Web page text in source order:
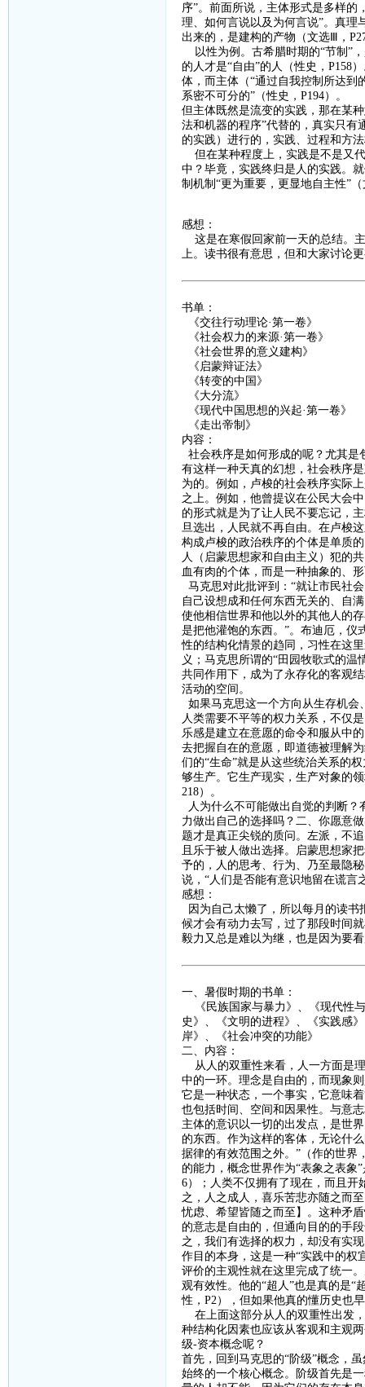
序”。前面所说，主体形式是多样的
理、如何言说以及为何言说”。真理
出来的，是建构的产物（文选Ⅲ，
以性为例。古希腊时期的“节制”
的人才是“自由”的人（性史， P158）
体，而主体（“通过自我控制所达到
系密不可分的”（性史， P194）。
但主体既然是流变的实践，那在某
法和机器的程序”代替的，真实只有
的实践）进行的，实践、过程和方
但在某种程度上，实践是不是又
中？毕竟，实践终归是人的实践。
制机制“更为重要，更显地自主性”
感想：
这是在寒假回家前一天的总结。
上。读书很有意思，但和大家讨论
书单：
《交往行动理论·第一卷》
《社会权力的来源·第一卷》
《社会世界的意义建构》
《启蒙辩证法》
《转变的中国》
《大分流》
《现代中国思想的兴起·第一卷》
《走出帝制》
内容：
社会秩序是如何形成的呢？尤其是
有这样一种天真的幻想，社会秩序
为的。例如，卢梭的社会秩序实际
之上。例如，他曾提议在公民大会
的形式就是为了让人民不要忘记，
旦选出，人民就不再自由。在卢梭
构成卢梭的政治秩序的个体是单质
人（启蒙思想家和自由主义）犯的
血有肉的个体，而是一种抽象的、
马克思对此批评到： “就让市民社
自己设想成和任何东西无关的、自
使他相信世界和他以外的其他人的
是把他灌饱的东西。”。布迪厄，仪
性的结构化情景的趋同，习性在这
义；马克思所谓的“田园牧歌式的
共同作用下，成为了永存化的客观
活动的空间。
如果马克思这一个方向从生存机会
人类需要不平等的权力关系，不仅
乐感是建立在意愿的命令和服从中
去把握自在的意愿，即道德被理解
们的“生命”就是从这些统治关系的
够生产。它生产现实，生产对象的
218）。
人为什么不可能做出自觉的判断？
力做出自己的选择吗？二、你愿意
题才是真正尖锐的质问。左派，不
且乐于被人做出选择。启蒙思想家
予的，人的思考、行为、乃至最隐
说， “人们是否能有意识地留在谎言
感想：
因为自己太懒了，所以每月的读书
候才会有动力去写，过了那段时间
毅力又总是难以为继，也是因为要
一、暑假时期的书单：
《 民族国家与暴力 》、《现代性
史》、《文明的进程》、《实践感
岸》、《社会冲突的功能》
二、内容：
从人的双重性来看，人一方面是
中的一环。理念是自由的，而现象
它是一种状态，一个事实，它意味着
也包括时间、空间和因果性。与意
主体的意识以一切的出发点，是世
的东西。作为这样的客体，无论什
据律的有效范围之外。”（作的世界
的能力，概念世界作为“表象之表象
6）；人类不仅拥有了现在，而且开
之，人之成人，喜乐苦悲亦随之而
忧虑、希望皆随之而至】。这种矛
的意志是自由的，但通向目的的手
之，我们有选择的权力，却没有实
作目的本身，这是一种“实践中的权
评价的主观性就在这里完成了统一
观有效性。他的“超人”也是真的是“
性， P2 ），但如果他真的懂历史也
在上面这部分从人的双重性出发
种结构化因素也应该从客观和主观
级-资本概念呢？
首先，回到马克思的“阶级”概念，
始终的一个核心概念。阶级首先是